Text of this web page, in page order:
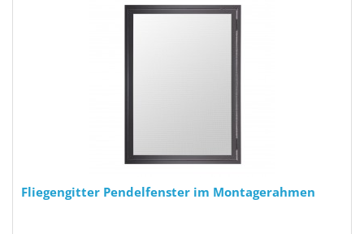
Fliegengitter Pendelfenster im Montagerahmen